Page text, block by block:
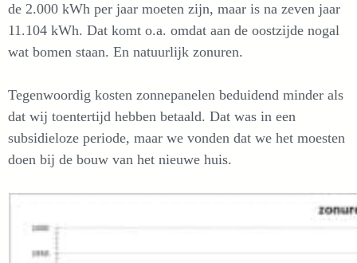
de 2.000 kWh per jaar moeten zijn, maar is na zeven jaar
11.104 kWh. Dat komt o.a. omdat aan de oostzijde nogal
wat bomen staan. En natuurlijk zonuren.
Tegenwoordig kosten zonnepanelen beduidend minder als
dat wij toentertijd hebben betaald. Dat was in een
subsidieloze periode, maar we vonden dat we het moesten
doen bij de bouw van het nieuwe huis.